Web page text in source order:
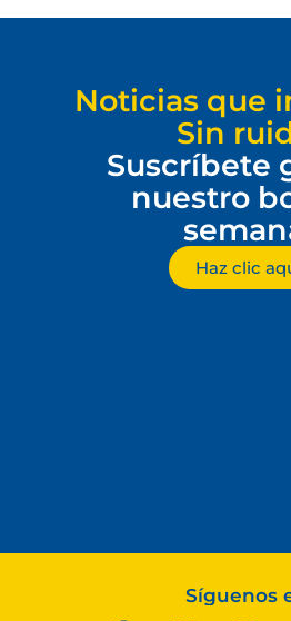
Noticias que
Sin
Suscríbete
nuestro
Haz clic
Síguenos